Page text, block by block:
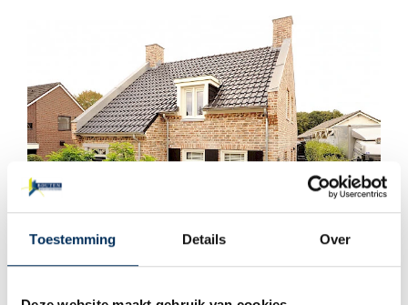
Toestemming Details Over